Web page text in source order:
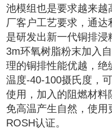
池模组也是要求越来
厂客户工艺要求，通
是研发出新一代铜排浸
3m环氧树脂粉末加入
理的铜排性能优越，绝
温度-40-100摄氏度，
使用，加入的阻燃材料
免高温产生自然，使
ROSH认证。